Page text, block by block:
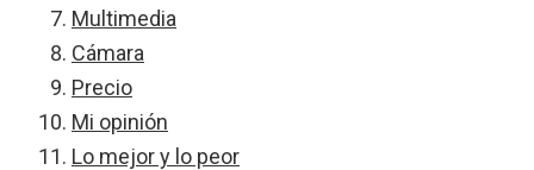
Multimedia
Cámara
Precio
Mi opinión
Lo mejor y lo peor